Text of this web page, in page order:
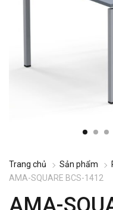
Trang chủ Sản phẩm
AMA-SQUARE BCS-1412